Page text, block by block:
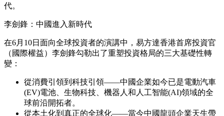
代。
李劍鋒：中國進入新時代
在6月10日面向全球投資者的演講中，易方達香港首席投資官
（國際權益）李劍鋒勾勒出了重塑投資格局的三大基礎性轉
變：
從消費引領到科技引領——中國企業如今已是電動汽車
(EV)電池、生物科技、機器人和人工智能(AI)領域的全
球前沿開拓者。
從本土化到真正的全球化——當今中國龍頭企業天生帶